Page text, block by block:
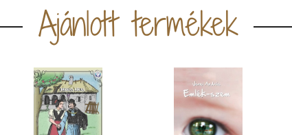
Ajánlott termékek